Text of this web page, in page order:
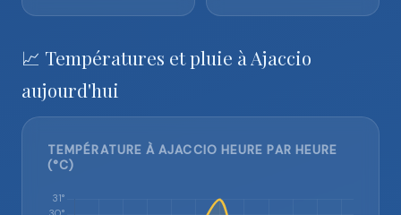
📈 Températures et pluie à Ajaccio
aujourd'hui
TEMPÉRATURE À AJACCIO HEURE PAR HEURE
(°C)